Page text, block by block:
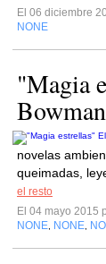
El 06 diciembre
NONE
"Magia
Bowman
novelas
queimadas,
el resto
El 04 mayo 2015
NONE NONE